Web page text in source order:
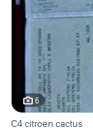
6
C4 citroen cactus